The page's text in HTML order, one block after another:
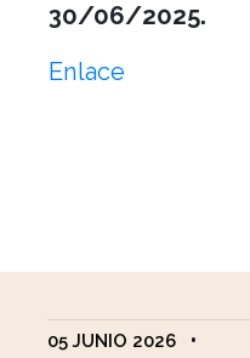
30/06/2025.
Enlace
05 JUNIO 2026 •